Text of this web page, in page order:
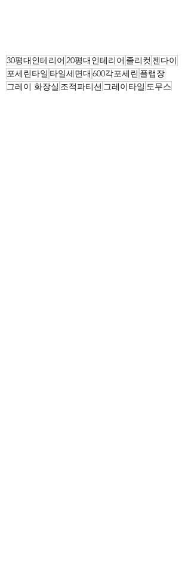
30평대인테리어 20평대인테리어 졸리컷 젠다이
포세린타일 타일세면대 600각포세린 플랩장
그레이 화장실 조적파티션 그레이타일 도무스